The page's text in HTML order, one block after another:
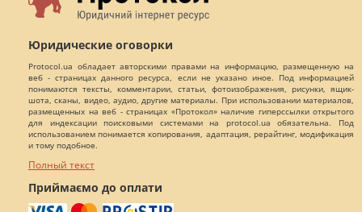
Юридические оговорки
Protocol.ua обладает авторскими правами на информацию, размещенную на
веб - страницах данного ресурса, если не указано иное. Под информацией
понимаются тексты, комментарии, статьи, фотоизображения, рисунки, ящик-
шота, сканы, видео, аудио, другие материалы. При использовании материалов,
размещенных на веб - страницах «Протокол» наличие гиперссылки открытого
для индексации поисковыми системами на protocol.ua обязательна. Под
использованием понимается копирования, адаптация, рерайтинг, модификация
и тому подобное.
Полный текст
Приймаємо до оплати